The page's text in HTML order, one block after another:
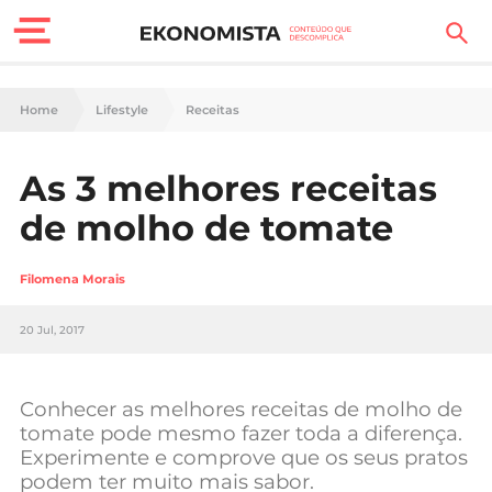
Finanças Pessoais
Carreira
Tecnologia
Negócios
Home Lifestyle Receitas
As 3 melhores receitas
de molho de tomate
Filomena Morais
20 Jul, 2017
Conhecer as melhores receitas de molho de
tomate pode mesmo fazer toda a diferença.
Experimente e comprove que os seus pratos
podem ter muito mais sabor.